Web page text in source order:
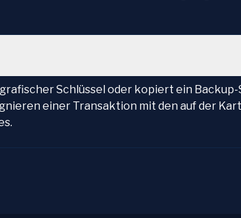
Schlüssel oder kopiert ein
einer Transaktion mit den auf der